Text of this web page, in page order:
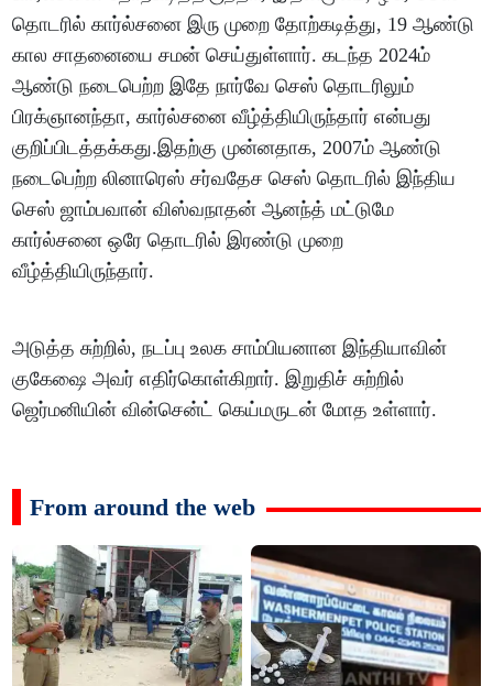
தொடரில் கார்ல்சனை இரு முறை தோற்கடித்து, 19 ஆண்டு
கால சாதனையை சமன் செய்துள்ளார். கடந்த 2024ம்
ஆண்டு நடைபெற்ற இதே நார்வே செஸ் தொடரிலும்
பிரக்ஞானந்தா, கார்ல்சனை வீழ்த்தியிருந்தார் என்பது
குறிப்பிடத்தக்கது.இதற்கு முன்னதாக, 2007ம் ஆண்டு
நடைபெற்ற லினாரெஸ் சர்வதேச செஸ் தொடரில் இந்திய
செஸ் ஜாம்பவான் விஸ்வநாதன் ஆனந்த் மட்டுமே
கார்ல்சனை ஒரே தொடரில் இரண்டு முறை
வீழ்த்தியிருந்தார்.
அடுத்த சுற்றில், நடப்பு உலக சாம்பியனான இந்தியாவின்
குகேஷை அவர் எதிர்கொள்கிறார். இறுதிச் சுற்றில்
ஜெர்மனியின் வின்சென்ட் கெய்மருடன் மோத உள்ளார்.
From around the web